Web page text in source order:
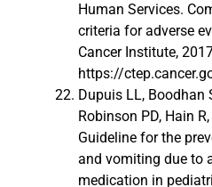
Human Services.
criteria for adverse
Cancer Institute,
https://
Dupuis LL, Boodhan
Robinson PD, Hain
Guideline for the
and vomiting due to
medication in